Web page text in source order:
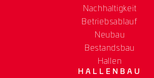
Nachhaltigkeit
Betriebsablauf
Neubau
Bestandsbau
Hallen
HALLENBAU